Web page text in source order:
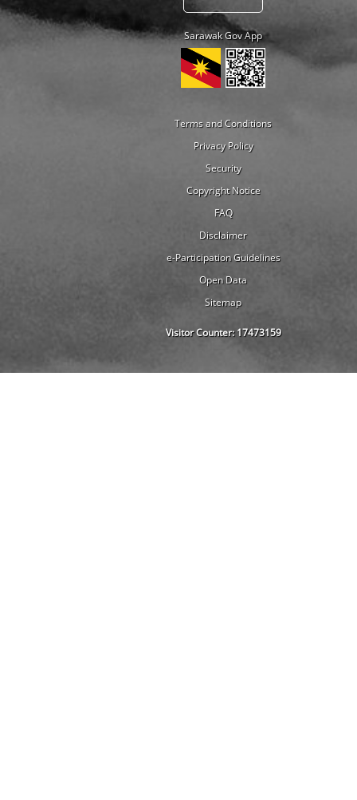
Sarawak Gov App
Terms and Conditions
Privacy Policy
Security
Copyright Notice
FAQ
Disclaimer
e-Participation Guidelines
Open Data
Sitemap
Visitor Counter:17473159